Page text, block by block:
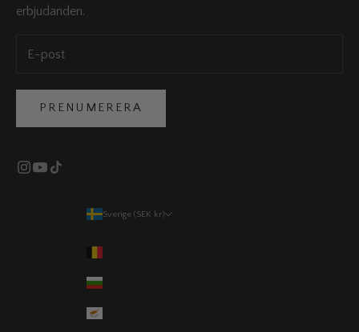
erbjudanden.
PRENUMERERA
Sverige (SEK kr)
Bulgarien (EUR €)